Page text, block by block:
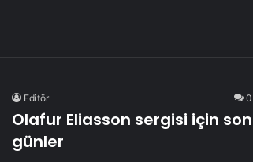
Editör 0
Olafur Eliasson sergisi için son
günler